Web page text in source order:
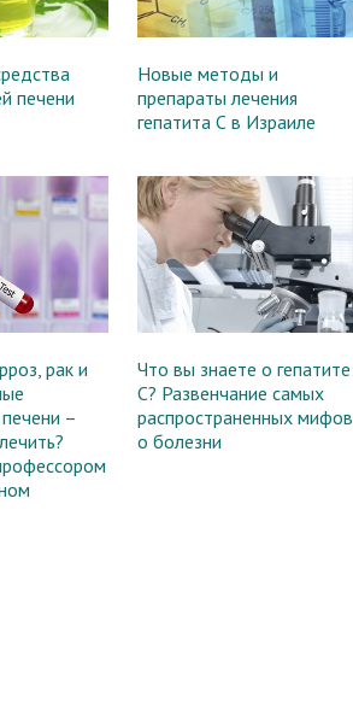
печени
Новые методы и
препараты лечения
гепатита С в Израиле
рак и
–
Что вы знаете о гепатите
С? Развенчание самых
распространенных мифов
о болезни